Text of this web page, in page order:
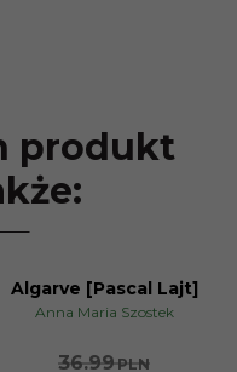
produkt
Algarve [Pascal Lajt]
Anna Maria Szostek
36.99PLN